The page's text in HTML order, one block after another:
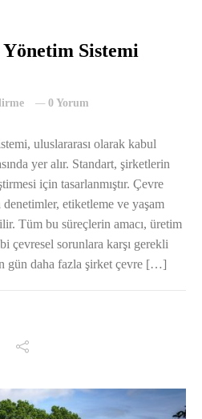
Sistemi
0 Yorum
uluslararası olarak kabul
yer alır. Standart, şirketlerin
için tasarlanmıştır. Çevre
etiketleme ve yaşam
Tüm bu süreçlerin amacı, üretim
çevresel sorunlara karşı gerekli
gün daha fazla şirket çevre […]